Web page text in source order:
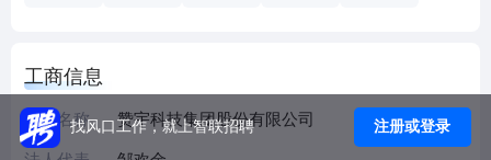
程技术研究中心、浙江省赞宇表面活性剂重点企业研究院、
省级重点实验室和省级技术中心。建有中国轻工业工程技术
研究中心、省级重点实验室、省级技术中心。近年来承担国
工商信息
企业名称 赞宇科技集团股份有限公司
找风口工作，就上智联招聘 注册或登录